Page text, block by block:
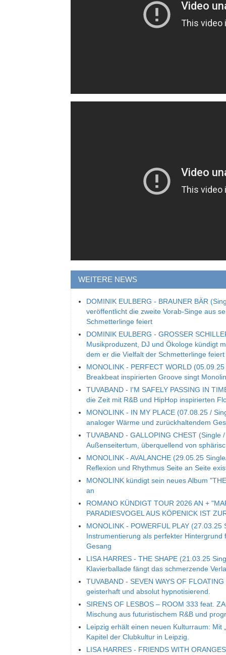
WEITERE NEWS
DOMINIK EULBERG - BRAUNER BÄR
veröffentlicht die zweite Vorab-Singe aus
Schmetterlinge feiert
DOMINIK EULBERG - GROSSER
Musikproduzent, DJ und Ökologe kündigt
dem er die Vielfalt der Schmetterlinge feiert
MONOLINK - PERFECT WORLD
Breakbeat inspirierten Groove singt
TUVABAND - I'M SAFELY PASSING IN
die Zeit mit R&B und HipHop inspirierten
MONOLINK - IN MY PLACE (07.08.25 /
analoger Wärme und zurückhaltendem
TUVABAND - GALLOPING CHEST
Außenseitertum, überquellend von
MONOLINK - AVALANCHE (29.05.25
Reflexion und Rhythmus Seite an Seite
MONOLINK kündigt sein neues Album
an
ROMANO KÜNDIGT TOUR 2026 AN +
PARADIESVOGEL AUS KÖPENICK IST
MONOLINK - POWERFUL PLAY
Instrumentierung als perfekter
Gesang
LISA HARRES - THE SHAPE (21.03.25
Klavierballade fängt das schmerzende
TUVABAND - SEVEN WAYS OF
geisterhaft und absolut hypnotisierend.
SIRENS OF LESBOS – ROOM 333 feat.
Mischung aus futuristischem R&B und
Leipzig erhält einen neuen Kulturraum: Mit
Kapitel der Clubkultur in Leipzig.
LISA HARRES - FRIENDS WITH